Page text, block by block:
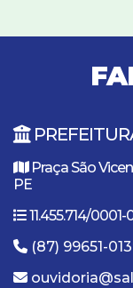
Praça São
PE
11.455.714/0001-
(87) 99651-